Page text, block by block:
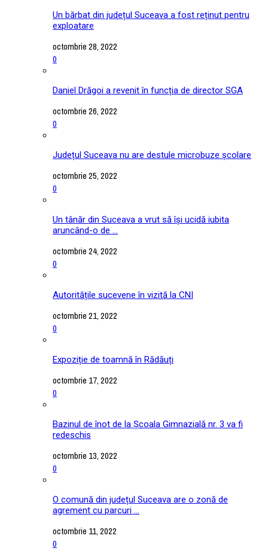
Un bărbat din județul Suceava a fost reținut pentru
exploatare
octombrie 28, 2022
0
Daniel Drăgoi a revenit în funcția de director SGA
octombrie 26, 2022
0
Județul Suceava nu are destule microbuze școlare
octombrie 25, 2022
0
Un tânăr din Suceava a vrut să își ucidă iubita
aruncând-o de ...
octombrie 24, 2022
0
Autoritățile sucevene în vizită la CNI
octombrie 21, 2022
0
Expoziție de toamnă în Rădăuți
octombrie 17, 2022
0
Bazinul de înot de la Școala Gimnazială nr. 3 va fi
redeschis
octombrie 13, 2022
0
O comună din județul Suceava are o zonă de
agrement cu parcuri ...
octombrie 11, 2022
0